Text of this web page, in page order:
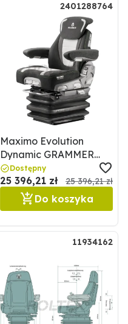
2401288764
Maximo Evolution
Dynamic GRAMMER
2401288764
Dostępny
25 396,21 zł 25 396,21 zł
Do koszyka
11934162